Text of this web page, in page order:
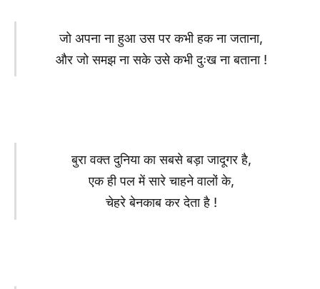
जो अपना ना हुआ उस पर कभी हक ना जताना,
और जो समझ ना सके उसे कभी दुःख ना बताना !
बुरा वक्त दुनिया का सबसे बड़ा जादूगर है,
एक ही पल में सारे चाहने वालों के,
चेहरे बेनकाब कर देता है !